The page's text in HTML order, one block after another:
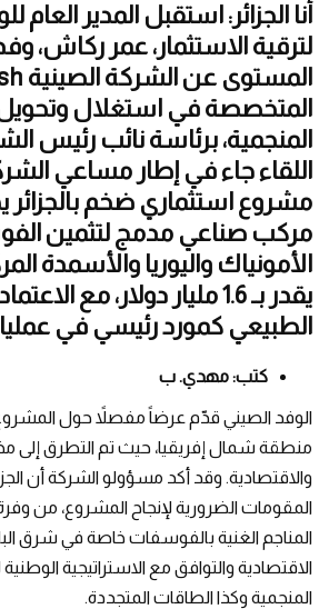
أنا الجزائر: استقبل المدير العام
لترقية الاستثمار، عمر ركاش،
المتخصصة في استغلال وتحويل
المنجمية، برئاسة نائب رئيس
اللقاء جاء في إطار مساعي
مشروع استثماري ضخم بالجزائر
مركب صناعي مدمج لتثمين
الأمونياك واليوريا والأسمدة
يقدر بـ 1.6 مليار دولار، مع
الطبيعي كمورد رئيسي في
كتب: مهدي. ب
الوفد الصيني قدّم عرضاً مفصلاً حول
منطقة شمال إفريقيا، حيث تم التطرق إلى
والاقتصادية. وقد أكد مسؤولو الشركة أن
المقومات الضرورية لإنجاح المشروع، من
المناجم الغنية بالفوسفات خاصة في شرق
الاقتصادية والتوافق مع الاستراتيجية
المنجمية وكذا الطاقات المتجددة.